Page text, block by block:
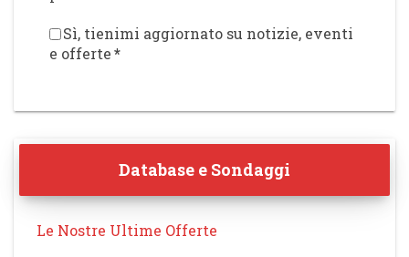
Sì, tienimi aggiornato su notizie, eventi
e offerte*
Database e Sondaggi
Le Nostre Ultime Offerte